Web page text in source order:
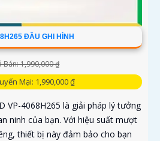
ĐẦU GHI HÌNH
Bán: 1,990,000 ₫
Mại: 1,990,000 ₫
VP-4068H265 là giải pháp lý tưởng
ninh của bạn. Với hiệu suất mượt
thiết bị này đảm bảo cho bạn